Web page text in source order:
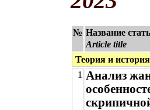
№ Название
Article title
Теория и
1 Анализ